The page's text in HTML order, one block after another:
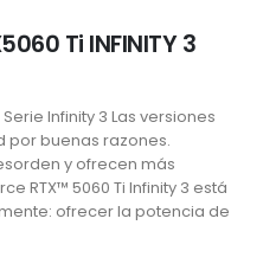
Ti INFINITY 3
Infinity 3 Las versiones
por buenas razones.
y ofrecen más
RTX™ 5060 Ti Infinity 3 está
ofrecer la potencia de